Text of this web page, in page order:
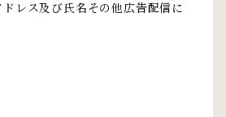
レス及び氏名その他広告配信に